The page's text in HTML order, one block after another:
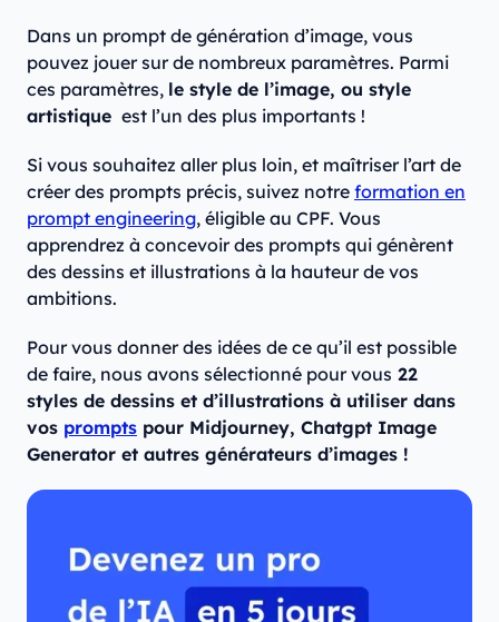
Dans un prompt de génération d’image, vous
pouvez jouer sur de nombreux paramètres. Parmi
ces paramètres, le style de l’image, ou style
artistique est l’un des plus importants !
Si vous souhaitez aller plus loin, et maîtriser l’art de
créer des prompts précis, suivez notre formation en
prompt engineering, éligible au CPF. Vous
apprendrez à concevoir des prompts qui génèrent
des dessins et illustrations à la hauteur de vos
ambitions.
Pour vous donner des idées de ce qu’il est possible
de faire, nous avons sélectionné pour vous 22
styles de dessins et d’illustrations à utiliser dans
vos prompts pour Midjourney, Chatgpt Image
Generator et autres générateurs d’images !